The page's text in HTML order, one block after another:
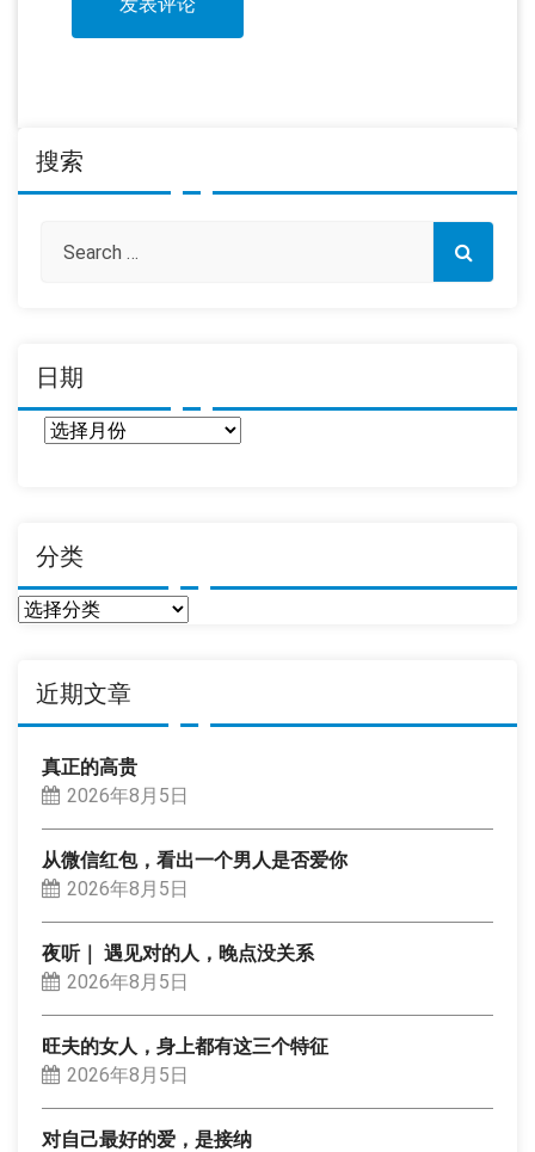
搜索
日期
分类
分
近期文章
真正的高贵
2026年8月5日
从微信红包，看出一个男人是否爱你
2026年8月5日
夜听｜ 遇见对的人，晚点没关系
2026年8月5日
旺夫的女人，身上都有这三个特征
2026年8月5日
对自己最好的爱，是接纳